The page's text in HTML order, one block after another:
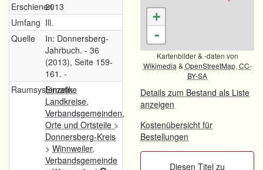
Erschienen2013
Umfang Ill.
Quelle
In: Donnersberg-
Jahrbuch. - 36
(2013), Seite 159-
161. -
Raumsystematik
Einzelne
Landkreise,
Verbandsgemeinden,
Orte und Ortsteile >
Donnersberg-Kreis
> Winnweiler,
Verbandsgemeinde
+
-
Kartenbilder & -daten von
Wikimedia & OpenStreetMap, CC-
BY-SA
Details zum Bestand als Liste
anzeigen
Kostenübersicht für
Bestellungen
Diesen Titel zu